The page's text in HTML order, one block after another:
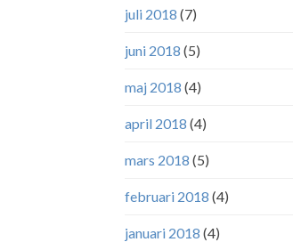
juli 2018 (7)
juni 2018 (5)
maj 2018 (4)
april 2018 (4)
mars 2018 (5)
februari 2018 (4)
januari 2018 (4)